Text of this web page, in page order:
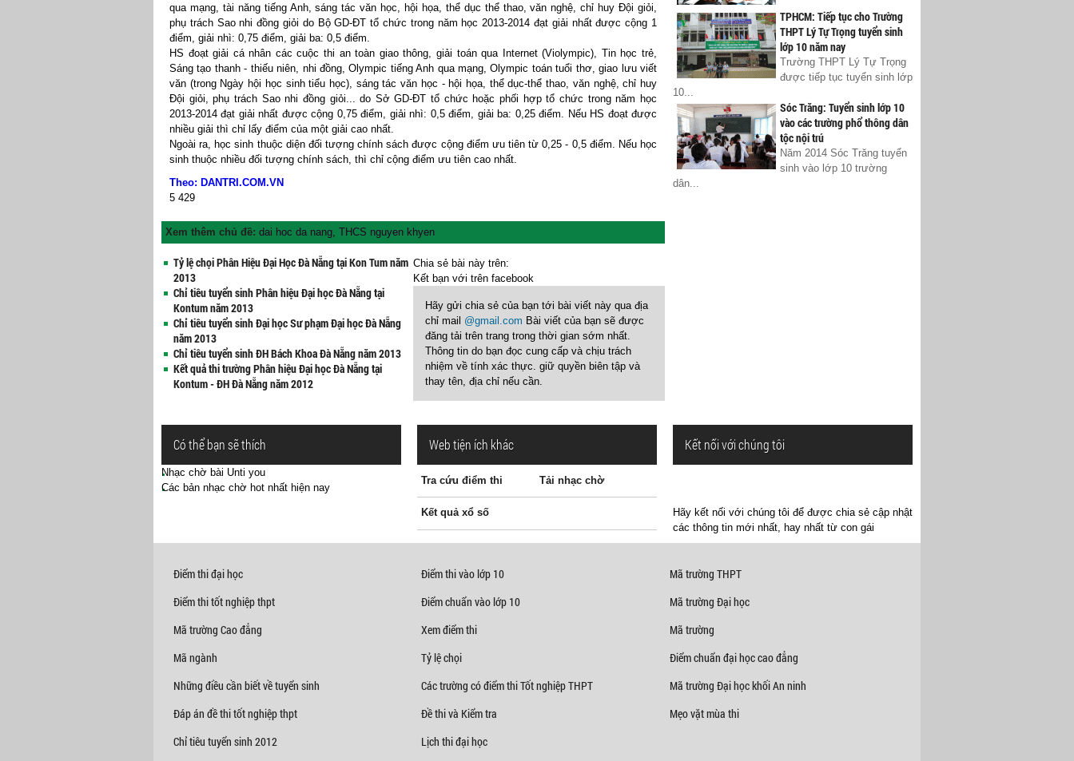
qua mạng, tài năng tiếng Anh, sáng tác văn học, hội họa, thể dục thể thao, văn nghệ, chỉ huy Đội giỏi,
phụ trách Sao nhi đồng giỏi do Bộ GD-ĐT tổ chức trong năm học 2013-2014 đạt giải nhất được cộng 1
điểm, giải nhì: 0,75 điểm, giải ba: 0,5 điểm.
HS đoạt giải cá nhân các cuộc thi an toàn giao thông, giải toán qua Internet (Violympic), Tin học trẻ,
Sáng tạo thanh - thiếu niên, nhi đồng, Olympic tiếng Anh qua mạng, Olympic toán tuổi thơ, giao lưu viết
văn (trong Ngày hội học sinh tiểu học), sáng tác văn học - hội họa, thể dục-thể thao, văn nghệ, chỉ huy
Đội giỏi, phụ trách Sao nhi đồng giỏi... do Sở GD-ĐT tổ chức hoặc phối hợp tổ chức trong năm học
2013-2014 đạt giải nhất được cộng 0,75 điểm, giải nhì: 0,5 điểm, giải ba: 0,25 điểm. Nếu HS đoạt được
nhiều giải thì chỉ lấy điểm của một giải cao nhất.
Ngoài ra, học sinh thuộc diện đối tượng chính sách được cộng điểm ưu tiên từ 0,25 - 0,5 điểm. Nếu học
sinh thuộc nhiều đối tượng chính sách, thì chỉ cộng điểm ưu tiên cao nhất.
Theo: DANTRI.COM.VN
5 429
Xem thêm chủ đề: dai hoc da nang, THCS nguyen khyen
Tỷ lệ chọi Phân Hiệu Đại Học Đà Nẵng tại Kon Tum năm
2013
Chỉ tiêu tuyển sinh Phân hiệu Đại học Đà Nẵng tại
Kontum năm 2013
Chỉ tiêu tuyển sinh Đại học Sư phạm Đại học Đà Nẵng
năm 2013
Chỉ tiêu tuyển sinh ĐH Bách Khoa Đà Nẵng năm 2013
Kết quả thi trường Phân hiệu Đại học Đà Nẵng tại
Kontum - ĐH Đà Nẵng năm 2012
Chia sẻ bài này trên:
Kết bạn với trên facebook
Hãy gửi chia sẻ của bạn tới bài viết này qua địa
chỉ mail @gmail.com Bài viết của bạn sẽ được
đăng tải trên trang trong thời gian sớm nhất.
Thông tin do bạn đọc cung cấp và chịu trách
nhiệm về tính xác thực. giữ quyền biên tập và
thay tên, địa chỉ nếu cần.
TPHCM: Tiếp tục cho Trường
THPT Lý Tự Trọng tuyển sinh
lớp 10 năm nay
Trường THPT Lý Tự Trọng
được tiếp tục tuyển sinh lớp
10...
Sóc Trăng: Tuyển sinh lớp 10
vào các trường phổ thông dân
tộc nội trú
Năm 2014 Sóc Trăng tuyển
sinh vào lớp 10 trường
dân...
Có thể bạn sẽ thích
Nhạc chờ bài Unti you
Các bản nhạc chờ hot nhất hiện nay
Web tiện ích khác
Tra cứu điểm thi Tải nhạc chờ
Kết quả xổ số
Kết nối với chúng tôi
Hãy kết nối với chúng tôi để được chia sẻ cập nhật
các thông tin mới nhất, hay nhất từ con gái
Điểm thi đại học Điểm thi vào lớp 10
Mã trường THPT
Điểm thi tốt nghiệp thpt
Điểm chuẩn vào lớp 10
Mã trường Đại học
Mã trường Cao đẳng
Xem điểm thi
Mã trường
Mã ngành
Tỷ lệ chọi
Điểm chuẩn đại học cao đẳng
Những điều cần biết về tuyển sinh
Các trường có điểm thi Tốt nghiệp THPT
Mã trường Đại học khối An ninh
Đáp án đề thi tốt nghiệp thpt
Đề thi và Kiểm tra
Mẹo vặt mùa thi
Chỉ tiêu tuyển sinh 2012
Lịch thi đại học